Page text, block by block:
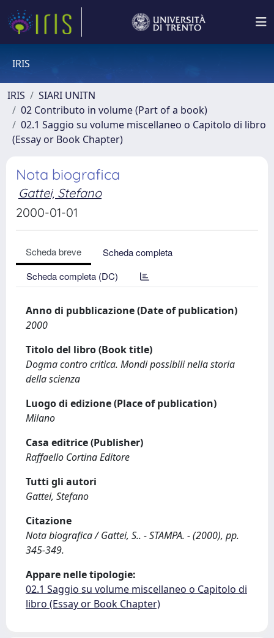
IRIS
IRIS
SIARI UNITN
02 Contributo in volume (Part of a book)
02.1 Saggio su volume miscellaneo o Capitolo di libro
(Essay or Book Chapter)
Nota biografica
Gattei, Stefano
2000-01-01
Scheda breve
Scheda completa
Scheda completa (DC)
Anno di pubblicazione (Date of publication)
2000
Titolo del libro (Book title)
Dogma contro critica. Mondi possibili nella storia
della scienza
Luogo di edizione (Place of publication)
Milano
Casa editrice (Publisher)
Raffaello Cortina Editore
Tutti gli autori
Gattei, Stefano
Citazione
Nota biografica / Gattei, S.. - STAMPA. - (2000), pp.
345-349.
Appare nelle tipologie:
02.1 Saggio su volume miscellaneo o Capitolo di
libro (Essay or Book Chapter)